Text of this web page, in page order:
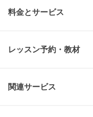
料金とサービス
レッスン予約・教材
関連サービス